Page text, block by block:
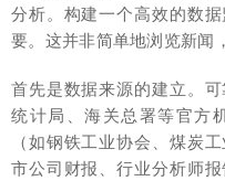
分析。构建一个高效的数
要。这并非简单地浏览新闻
首先是数据来源的建立。
统计局、海关总署等官方
（如钢铁工业协会、煤炭
市公司财报、行业分析师